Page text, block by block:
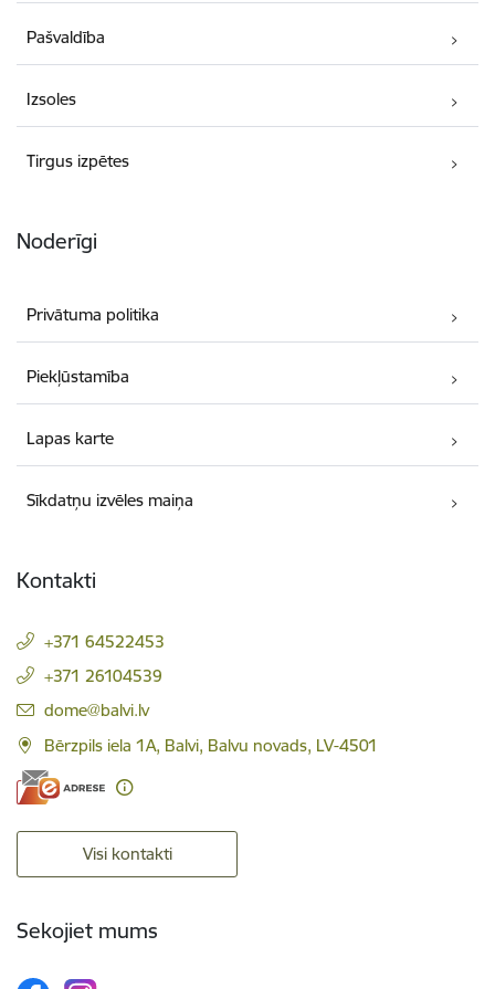
Pašvaldība
Izsoles
Tirgus izpētes
Noderīgi
Privātuma politika
Piekļūstamība
Lapas karte
Sīkdatņu izvēles maiņa
Kontakti
+371 64522453
+371 26104539
E-pasts:
dome@balvi.lv
Bērzpils iela 1A, Balvi, Balvu novads, LV-4501
Visi kontakti
Sekojiet mums